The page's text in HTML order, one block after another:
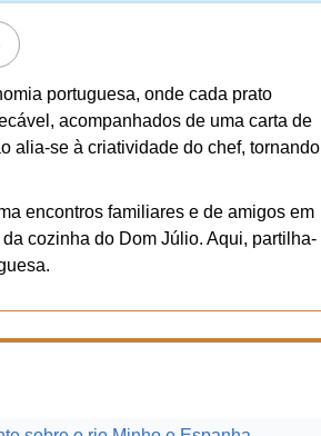
portuguesa, onde cada prato
acompanhados de uma carta de
alia-se à criatividade do chef, tornando
encontros familiares e de amigos em
cozinha do Dom Júlio. Aqui, partilha-